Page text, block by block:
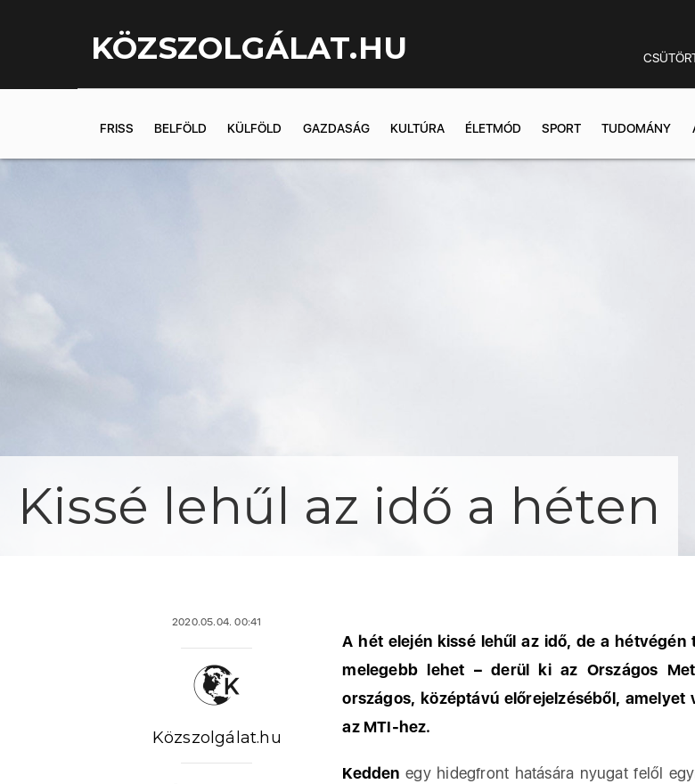
KÖZSZOLGÁLAT.HU
FRISS BELFÖLD KÜLFÖLD GAZDASÁG KULTÚRA ÉLETMÓD SPORT TUDOMÁNY
Kissé lehűl az idő a héten
2020.05.04. 00:41
Közszolgálat.hu
A hét elején kissé lehűl az idő, de a hétvégén
melegebb lehet – derül ki az Országos
országos, középtávú előrejelzéséből, amelyet
az MTI-hez.
Kedden egy hidegfront hatására nyugat felől